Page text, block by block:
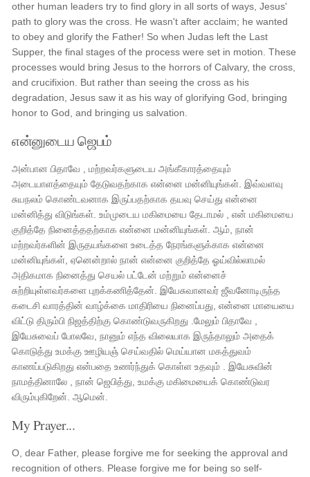
other human leaders try to find glory in all sorts of ways, Jesus'
path to glory was the cross. He wasn't after acclaim; he wanted
to obey and glorify the Father! So when Judas left the Last
Supper, the final stages of the process were set in motion. These
processes would bring Jesus to the horrors of Calvary, the cross,
and crucifixion. But rather than seeing the cross as his
degradation, Jesus saw it as his way of glorifying God, bringing
honor to God, and bringing us salvation.
என்னுடைய ஜெபம்
அன்பான பிதாவே , மற்றவர்களுடைய அங்கீகாரத்தையும்
அடையாளத்தையும் தேடுவதற்காக என்னை மன்னியுங்கள். இவ்வளவு
சுயநலம் கொண்டவனாக இருப்பதற்காக தயவு செய்து என்னை
மன்னித்து விடுங்கள். உம்முடைய மகிமையை தேடாமல் , என் மகிமையை
குறித்தே நினைத்ததற்காக என்னை மன்னியுங்கள். ஆம், நான்
மற்றவர்களின் இருதயங்களை உடைத்த நேரங்களுக்காக என்னை
மன்னியுங்கள், ஏனென்றால் நான் என்னை குறித்தே ஓய்வில்லாமல்
அதிகமாக நினைத்து செயல் பட்டேன் மற்றும் என்னைச்
சுற்றியுள்ளவர்களை புறக்கணித்தேன். இயேசுவானவர் ஜீவனோடிருந்த
கடைசி வாரத்தின் வாழ்க்கை மாதிரியை நினைப்பது, என்னை மாயையை
விட்டு திரும்பி நிஜத்திற்கு கொண்டுவருகிறது .மேலும் பிதாவே ,
இயேசுவைப் போலவே, நானும் எந்த விலையாக இருந்தாலும் அதைக்
கொடுத்து உமக்கு ஊழியஞ் செய்வதில் மெய்யான மகத்துவம்
காணப்படுகிறது என்பதை உணர்ந்துக் கொள்ள உதவும் . இயேசுவின்
நாமத்தினாலே , நான் ஜெபித்து, உமக்கு மகிமையைக் கொண்டுவர
விரும்புகிறேன். ஆமென்.
My Prayer...
O, dear Father, please forgive me for seeking the approval and
recognition of others. Please forgive me for being so self-